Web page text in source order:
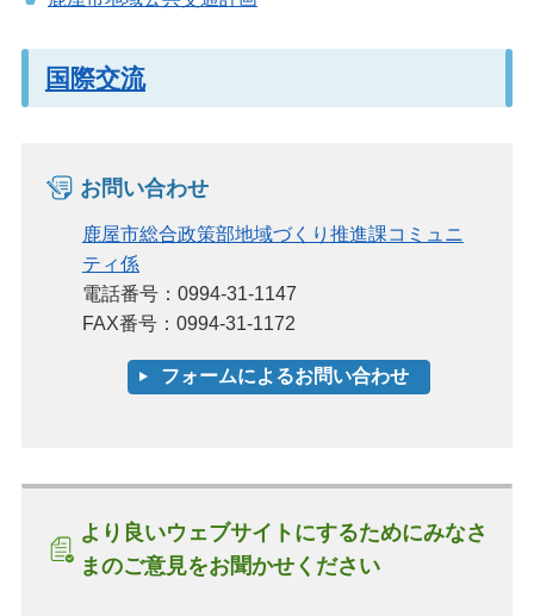
国際交流
お問い合わせ
鹿屋市総合政策部地域づくり推進課コミュニ
ティ係
電話番号：0994-31-1147
FAX番号：0994-31-1172
より良いウェブサイトにするためにみなさ
まのご意見をお聞かせください